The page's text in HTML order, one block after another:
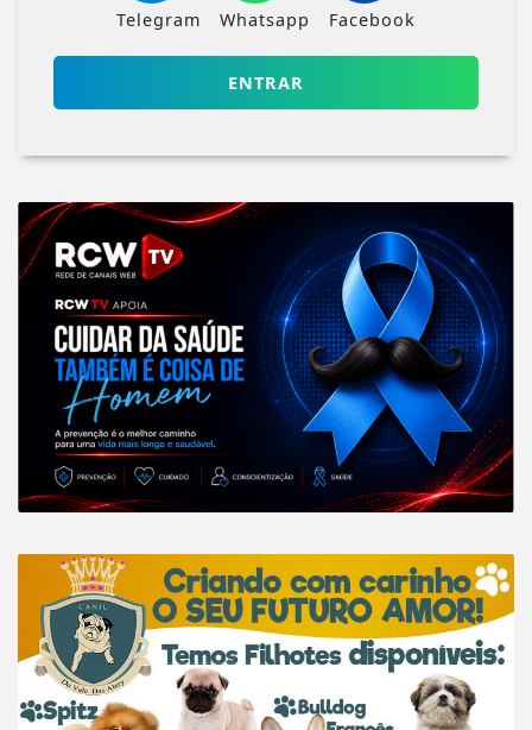
Telegram Whatsapp Facebook
ENTRAR